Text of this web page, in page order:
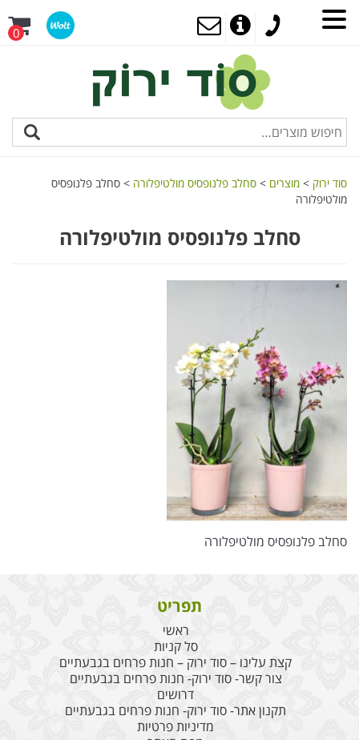
0
סוד ירוק > מוצרים > סחלב פלנופסיס מולטיפלורה > סחלב פלנופסיס
מולטיפלורה
סחלב פלנופסיס מולטיפלורה
סחלב פלנופסיס מולטיפלורה
תפריט
ראשי
סל קניות
קצת עלינו – סוד ירוק – חנות פרחים בגבעתיים
צור קשר- סוד ירוק- חנות פרחים בגבעתיים
דרושים
תקנון אתר- סוד ירוק- חנות פרחים בגבעתיים
מדיניות פרטיות